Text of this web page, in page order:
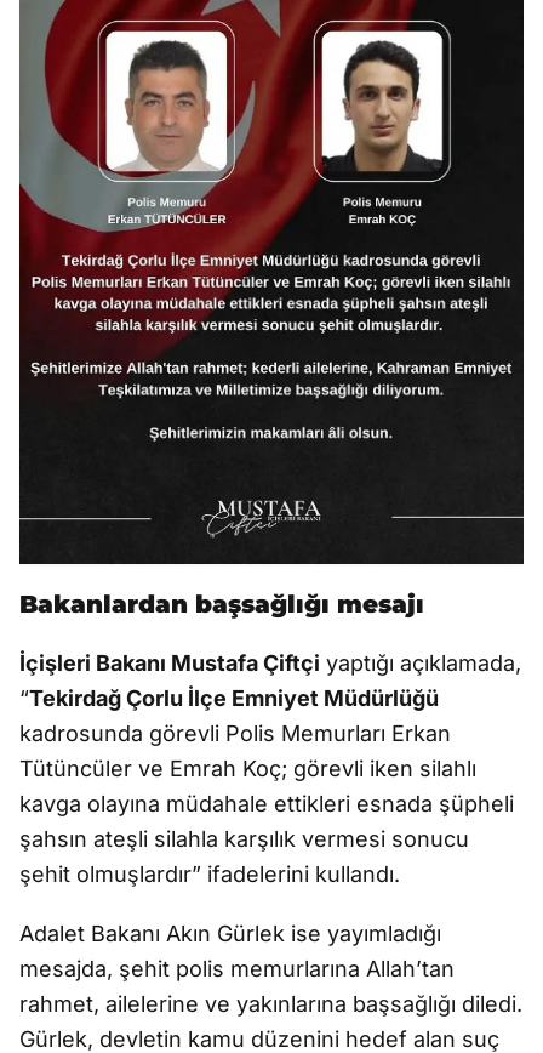
Bakanlardan başsağlığı mesajı
İçişleri Bakanı Mustafa Çiftçi yaptığı açıklamada,
“Tekirdağ Çorlu İlçe Emniyet Müdürlüğü
kadrosunda görevli Polis Memurları Erkan
Tütüncüler ve Emrah Koç; görevli iken silahlı
kavga olayına müdahale ettikleri esnada şüpheli
şahsın ateşli silahla karşılık vermesi sonucu
şehit olmuşlardır” ifadelerini kullandı.
Adalet Bakanı Akın Gürlek ise yayımladığı
mesajda, şehit polis memurlarına Allah’tan
rahmet, ailelerine ve yakınlarına başsağlığı diledi.
Gürlek, devletin kamu düzenini hedef alan suç